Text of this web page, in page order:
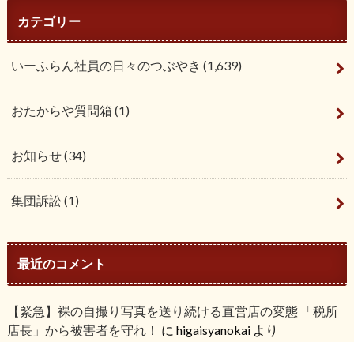
カテゴリー
いーふらん社員の日々のつぶやき (1,639)
おたからや質問箱 (1)
お知らせ(34)
集団訴訟(1)
最近のコメント
【緊急】裸の自撮り写真を送り続ける直営店の変態 「税所
店長」から被害者を守れ！ に higaisyanokaiより